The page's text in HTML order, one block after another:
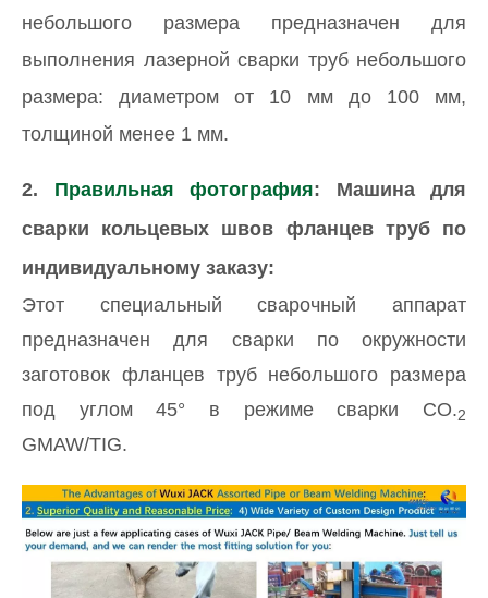
небольшого размера предназначен для
выполнения лазерной сварки труб небольшого
размера: диаметром от 10 мм до 100 мм,
толщиной менее 1 мм.
2. Правильная фотография: Машина для
сварки кольцевых швов фланцев труб по
индивидуальному заказу:
Этот специальный сварочный аппарат
предназначен для сварки по окружности
заготовок фланцев труб небольшого размера
под углом 45° в режиме сварки CO.2
GMAW/TIG.